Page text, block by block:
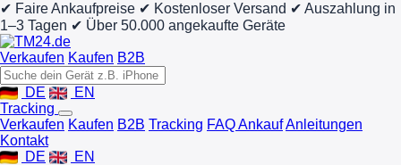
✔ Faire Ankaufpreise ✔ Kostenloser Versand ✔ Auszahlung in
1–3 Tagen ✔ Über 50.000 angekaufte Geräte
Verkaufen Kaufen B2B
DE
EN
Tracking
Verkaufen Kaufen B2B Tracking FAQ AnkaufAnleitungen
Kontakt
DE
EN